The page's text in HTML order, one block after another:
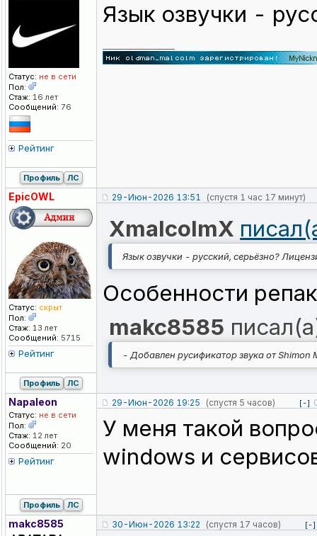
Статус: не в сети
Пол:
Стаж: 16 лет
Сообщений: 76
Рейтинг
Язык озвучки -
Профиль ЛС
EpicOWL
Статус: скрыт
Пол:
Стаж: 13 лет
Сообщений: 5715
Рейтинг
29-Июн-2026 13:51 (спустя 1 час 17 минут)
XmalcolmX
Язык озвучки - русский, серьёзно?
Особенности
makc8585
- Добавлен русификатор звука от Shimon
Профиль ЛС
Napaleon
Статус: не в сети
Пол:
Стаж: 12 лет
Сообщений: 20
Рейтинг
29-Июн-2026 19:25 (спустя 5 часов) [-]
У меня такой
windows и
Профиль ЛС
makc8585 30-Июн-2026 13:22 (спустя 17 часов) [-]